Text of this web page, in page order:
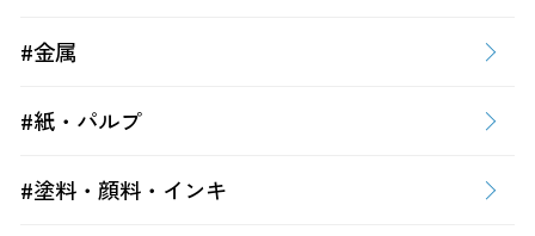
#金属
#紙・パルプ
#塗料・顔料・インキ